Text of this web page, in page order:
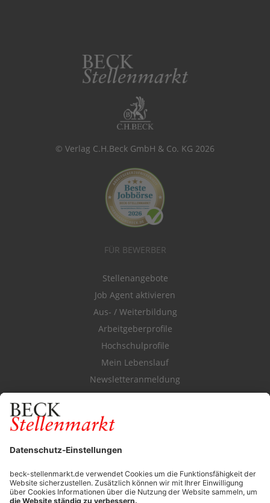
© Verlag C.H.Beck GmbH & Co. KG 2026
FÜR BEWERBER
Stellenangebote
Job Agent aktivieren
Aus- / Weiterbildung
Arbeitgeberprofile
Hochschulprofile
Mein Lebenslauf
Newsletteranmeldung
Durchsuchen Sie den Stellenkatalog
FÜR ARBEITGEBER
Stellenmarktpreise
Anzeigen-AGB
Media-Daten